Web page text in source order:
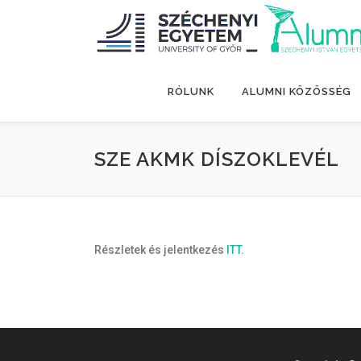
RÓLUNK ALUMNI KÖZÖSSÉG
SZE AKMK DÍSZOKLEVÉL
Részletek és jelentkezés ITT.